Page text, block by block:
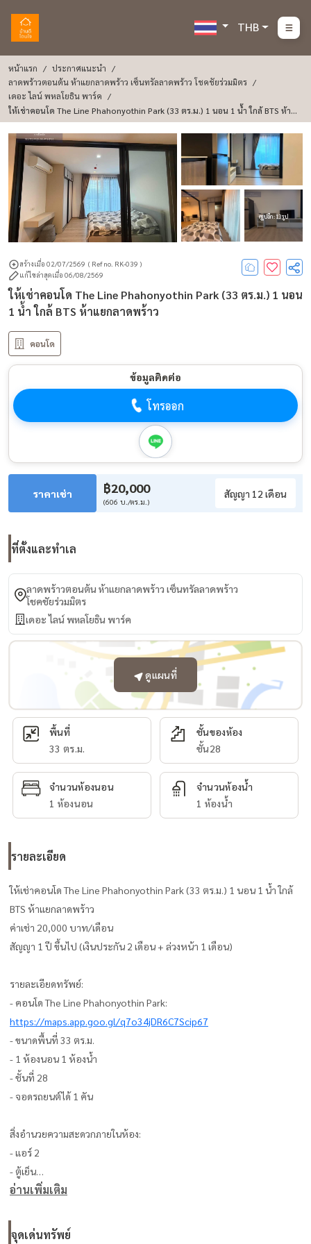
THB
หน้าแรก
ประกาศแนะนำ
ลาดพร้าวตอนต้น ห้าแยกลาดพร้าว เซ็นทรัลลาดพร้าว โชคชัยร่วมมิตร
เดอะ ไลน์ พหลโยธิน พาร์ค
ให้เช่าคอนโด The Line Phahonyothin Park (33 ตร.ม.) 1 นอน 1 น้ำ ใกล้ BTS ห้าแ
ยกลาดพร้าว
ดูรูปอีก : 13 รูป
สร้างเมื่อ 02/07/2569 ( Ref no. RK-039 )
แก้ไขล่าสุดเมื่อ 06/08/2569
ให้เช่าคอนโด The Line Phahonyothin Park (33 ตร.ม.) 1 นอน
1 น้ำ ใกล้ BTS ห้าแยกลาดพร้าว
คอนโด
ข้อมูลติดต่อ
โทรออก
ราคาเช่า ฿20,000
(606 บ./ตร.ม.)
สัญญา 12 เดือน
ที่ตั้งและทำเล
ลาดพร้าวตอนต้น ห้าแยกลาดพร้าว เซ็นทรัลลาดพร้าว
โชคชัยร่วมมิตร
เดอะ ไลน์ พหลโยธิน พาร์ค
ดูแผนที่
พื้นที่
33 ตร.ม.
ชั้นของห้อง
ชั้น28
จำนวนห้องนอน
1 ห้องนอน
จำนวนห้องน้ำ
1 ห้องน้ำ
รายละเอียด
ให้เช่าคอนโด The Line Phahonyothin Park (33 ตร.ม.) 1 นอน 1 น้ำ ใกล้
BTS ห้าแยกลาดพร้าว
ค่าเช่า 20,000 บาท/เดือน
สัญญา 1 ปี ขึ้นไป (เงินประกัน 2 เดือน + ล่วงหน้า 1 เดือน)
รายละเอียดทรัพย์:
- คอนโด The Line Phahonyothin Park:
https://maps.app.goo.gl/q7o34jDR6C7Scip67
- ขนาดพื้นที่ 33 ตร.ม.
- 1 ห้องนอน 1 ห้องน้ำ
- ชั้นที่ 28
- จอดรถยนต์ได้ 1 คัน
สิ่งอำนวยความสะดวกภายในห้อง:
- แอร์ 2
- ตู้เย็น
- ทีวี
- เครื่องซักผ้า
อ่านเพิ่มเติม
จุดเด่นทรัพย์